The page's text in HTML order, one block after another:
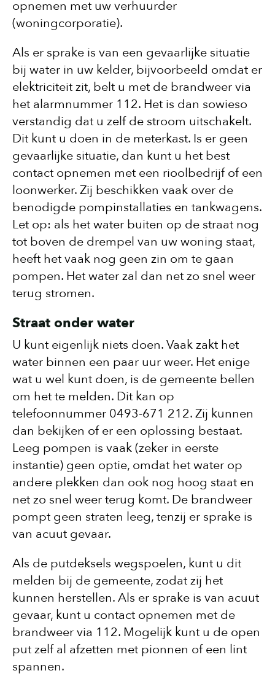
opnemen met uw verhuurder
(woningcorporatie).
Als er sprake is van een gevaarlijke situatie
bij water in uw kelder, bijvoorbeeld omdat er
elektriciteit zit, belt u met de brandweer via
het alarmnummer 112. Het is dan sowieso
verstandig dat u zelf de stroom uitschakelt.
Dit kunt u doen in de meterkast. Is er geen
gevaarlijke situatie, dan kunt u het best
contact opnemen met een rioolbedrijf of een
loonwerker. Zij beschikken vaak over de
benodigde pompinstallaties en tankwagens.
Let op: als het water buiten op de straat nog
tot boven de drempel van uw woning staat,
heeft het vaak nog geen zin om te gaan
pompen. Het water zal dan net zo snel weer
terug stromen.
Straat onder water
U kunt eigenlijk niets doen. Vaak zakt het
water binnen een paar uur weer. Het enige
wat u wel kunt doen, is de gemeente bellen
om het te melden. Dit kan op
telefoonnummer 0493-671 212. Zij kunnen
dan bekijken of er een oplossing bestaat.
Leeg pompen is vaak (zeker in eerste
instantie) geen optie, omdat het water op
andere plekken dan ook nog hoog staat en
net zo snel weer terug komt. De brandweer
pompt geen straten leeg, tenzij er sprake is
van acuut gevaar.
Als de putdeksels wegspoelen, kunt u dit
melden bij de gemeente, zodat zij het
kunnen herstellen. Als er sprake is van acuut
gevaar, kunt u contact opnemen met de
brandweer via 112. Mogelijk kunt u de open
put zelf al afzetten met pionnen of een lint
spannen.